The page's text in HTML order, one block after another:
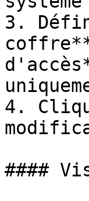
3.
4.
####